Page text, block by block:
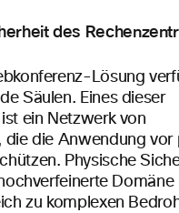
des
Lösung
Säulen. Eines dieser
ein Netzwerk von
die die Anwendung vor
Physische
Domäne
zu komplexen